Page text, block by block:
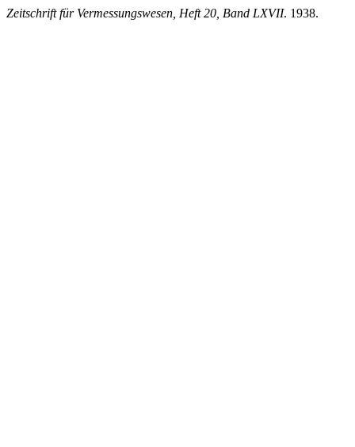
Zeitschrift für Vermessungswesen, Heft 20, Band LXVII. 1938.